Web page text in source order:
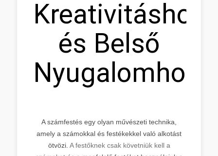
Kreativitáshoz
és Belső
Nyugalomhoz
A számfestés egy olyan művészeti technika,
amely a számokkal és festékekkel való alkotást
ötvözi. A festőknek csak követniük kell a